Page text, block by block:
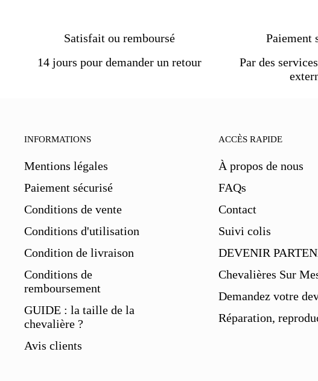
Satisfait ou remboursé
14 jours pour demander un retour
Paiement
Par des
INFORMATIONS
Mentions légales
Paiement sécurisé
Conditions de vente
Conditions d'utilisation
Condition de livraison
Conditions de
remboursement
GUIDE : la taille de la
chevalière ?
Avis clients
ACCÈS RAPIDE
À propos de nous
FAQs
Contact
Suivi colis
DEVENIR
Chevalières Sur
Demandez votre
Réparation,